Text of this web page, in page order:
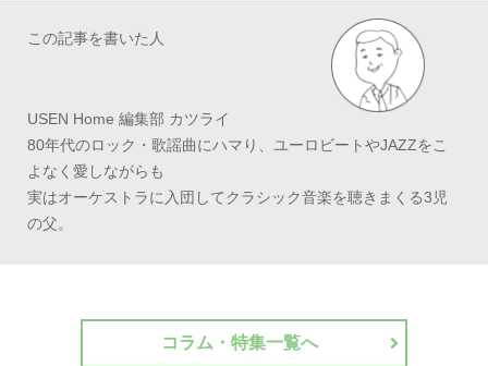
この記事を書いた人
USEN Home 編集部 カツライ
80年代のロック・歌謡曲にハマり、ユーロビートやJAZZをこ
よなく愛しながらも
実はオーケストラに入団してクラシック音楽を聴きまくる3児
の父。
コラム・特集一覧へ